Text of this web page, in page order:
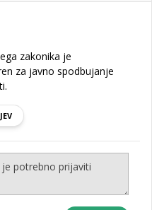
zakonika je
za javno spodbujanje